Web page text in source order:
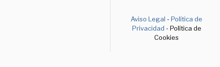
Aviso Legal -Política de
Privacidad - Política de
Cookies